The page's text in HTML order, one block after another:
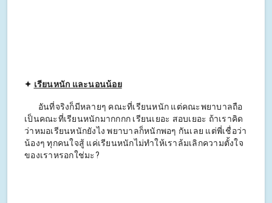
✦ เรียนหนัก และนอนน้อย
อันที่จริงก็มีหลายๆ คณะที่เรียนหนัก แต่คณะพยาบาลถือ
เป็นคณะที่เรียนหนักมากกกก เรียนเยอะ สอบเยอะ ถ้าเราคิด
ว่าหมอเรียนหนักยังไง พยาบาลก็หนักพอๆ กันเลย แต่พี่เชื่อว่า
น้องๆ ทุกคนใจสู้ แค่เรียนหนักไม่ทำให้เราล้มเลิกความตั้งใจ
ของเราหรอกใช่มะ?